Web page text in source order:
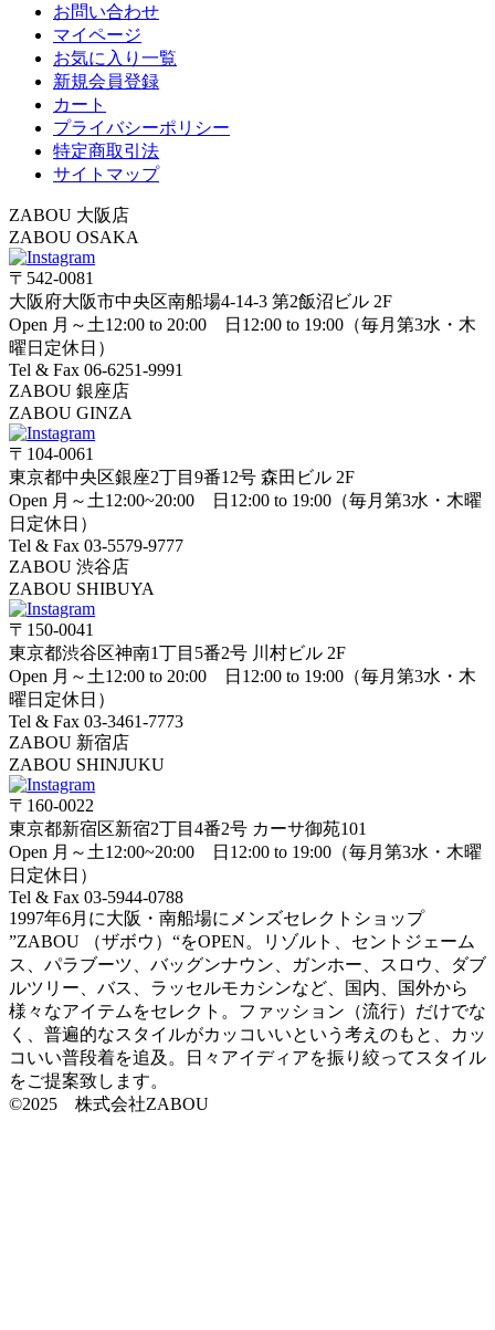
お問い合わせ
マイページ
お気に入り一覧
新規会員登録
カート
プライバシーポリシー
特定商取引法
サイトマップ
ZABOU 大阪店
ZABOU OSAKA
〒542-0081
大阪府大阪市中央区南船場4-14-3 第2飯沼ビル 2F
Open 月～土12:00 to 20:00 日12:00 to 19:00（毎月第3水・木
曜日定休日）
Tel & Fax 06-6251-9991
ZABOU 銀座店
ZABOU GINZA
〒104-0061
東京都中央区銀座2丁目9番12号 森田ビル 2F
Open 月～土12:00~20:00 日12:00 to 19:00（毎月第3水・木曜
日定休日）
Tel & Fax 03-5579-9777
ZABOU 渋谷店
ZABOU SHIBUYA
〒150-0041
東京都渋谷区神南1丁目5番2号 川村ビル 2F
Open 月～土12:00 to 20:00 日12:00 to 19:00（毎月第3水・木
曜日定休日）
Tel & Fax 03-3461-7773
ZABOU 新宿店
ZABOU SHINJUKU
〒160-0022
東京都新宿区新宿2丁目4番2号 カーサ御苑101
Open 月～土12:00~20:00 日12:00 to 19:00（毎月第3水・木曜
日定休日）
Tel & Fax 03-5944-0788
1997年6月に大阪・南船場にメンズセレクトショップ
”ZABOU （ザボウ）“をOPEN。リゾルト、セントジェーム
ス、パラブーツ、バッグンナウン、ガンホー、スロウ、ダブ
ルツリー、バス、ラッセルモカシンなど、国内、国外から
様々なアイテムをセレクト。ファッション（流行）だけでな
く、普遍的なスタイルがカッコいいという考えのもと、カッ
コいい普段着を追及。日々アイディアを振り絞ってスタイル
をご提案致します。
©2025 株式会社ZABOU